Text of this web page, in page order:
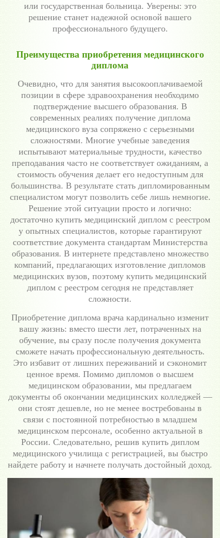
или государственная больница. Уверены: это
решение станет надежной основой вашего
профессионального будущего.
Преимущества приобретения медицинского
диплома
Очевидно, что для занятия высокооплачиваемой
позиции в сфере здравоохранения необходимо
подтверждение высшего образования. В
современных реалиях получение диплома
медицинского вуза сопряжено с серьезными
сложностями. Многие учебные заведения
испытывают материальные трудности, качество
преподавания часто не соответствует ожиданиям, а
стоимость обучения делает его недоступным для
большинства. В результате стать дипломированным
специалистом могут позволить себе лишь немногие.
Решение этой ситуации просто и логично:
достаточно купить медицинский диплом с реестром
у опытных специалистов, которые гарантируют
соответствие документа стандартам Министерства
образования. В интернете представлено множество
компаний, предлагающих изготовление дипломов
медицинских вузов, поэтому купить медицинский
диплом с реестром сегодня не представляет
сложности.
Приобретение диплома врача кардинально изменит
вашу жизнь: вместо шести лет, потраченных на
обучение, вы сразу после получения документа
сможете начать профессиональную деятельность.
Это избавит от лишних переживаний и сэкономит
ценное время. Помимо дипломов о высшем
медицинском образовании, мы предлагаем
документы об окончании медицинских колледжей —
они стоят дешевле, но не менее востребованы в
связи с постоянной потребностью в младшем
медицинском персонале, особенно актуальной в
России. Следовательно, решив купить диплом
медицинского училища с регистрацией, вы быстро
найдете работу и начнете получать достойный доход.